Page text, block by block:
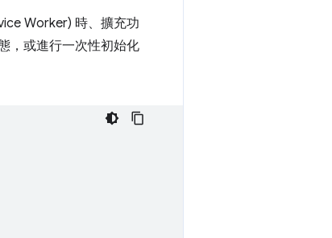
Worker) 時、擴充功
，或進行一次性初始化